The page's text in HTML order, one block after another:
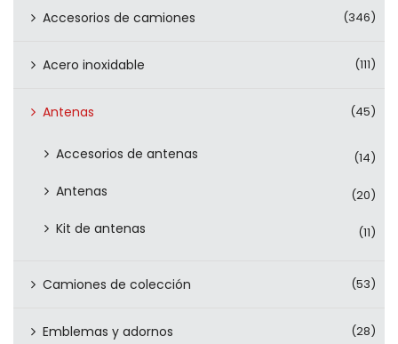
Accesorios de camiones (346)
Acero inoxidable (111)
Antenas (45)
Accesorios de antenas (14)
Antenas (20)
Kit de antenas (11)
Camiones de colección (53)
Emblemas y adornos (28)